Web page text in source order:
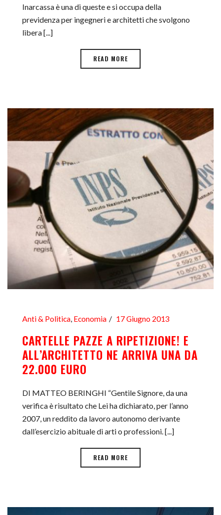
Inarcassa è una di queste e si occupa della
previdenza per ingegneri e architetti che svolgono
libera [...]
READ MORE
Anti & Politica Economia 17 Giugno 2013
CARTELLE PAZZE A RIPETIZIONE! E
ALL’ARCHITETTO NE ARRIVA UNA DA
22.000 EURO
DI MATTEO BERINGHI “Gentile Signore, da una
verifica è risultato che Lei ha dichiarato, per l’anno
2007, un reddito da lavoro autonomo derivante
dall’esercizio abituale di arti o professioni. [...]
READ MORE